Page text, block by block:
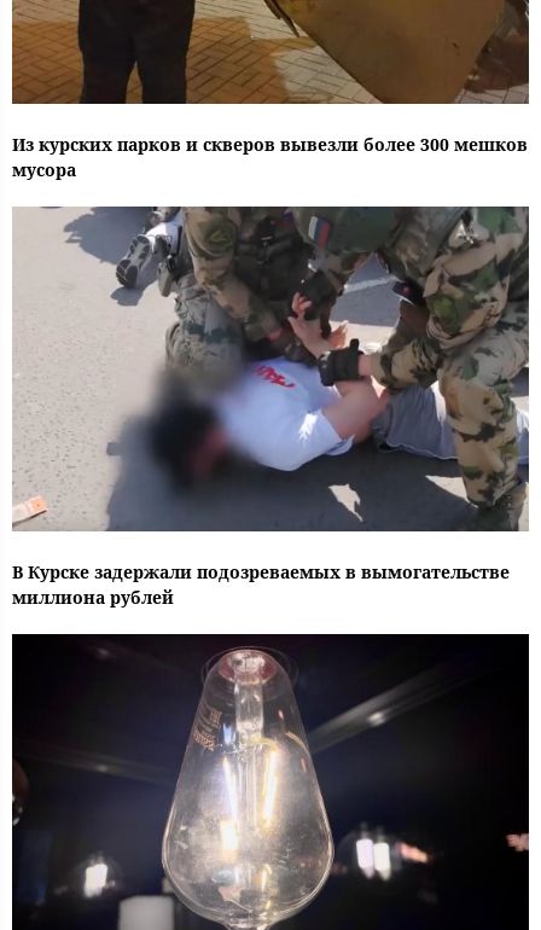
Из курских парков и скверов вывезли более 300 мешков
мусора
В Курске задержали подозреваемых в вымогательстве
миллиона рублей